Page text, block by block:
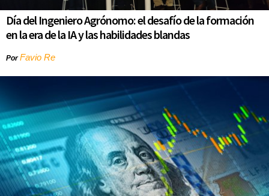
Día del Ingeniero Agrónomo: el desafío de la formación
en la era de la IA y las habilidades blandas
PorFavio Re